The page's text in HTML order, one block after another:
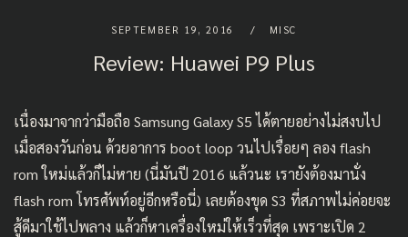
SEPTEMBER 19, 2016 MISC
Review: Huawei P9 Plus
เนื่องมาจากว่ามือถือ Samsung Galaxy S5 ได้ตายอย่างไม่สงบไป
เมื่อสองวันก่อน ด้วยอาการ boot loop วนไปเรื่อยๆ ลอง flash
rom ใหม่แล้วก็ไม่หาย (นี่มันปี 2016 แล้วนะ เรายังต้องมานั่ง
flash rom โทรศัพท์อยู่อีกหรือนี่) เลยต้องขุด S3 ที่สภาพไม่ค่อยจะ
สู้ดีมาใช้ไปพลาง แล้วก็หาเครื่องใหม่ให้เร็วที่สุด เพราะเปิด 2